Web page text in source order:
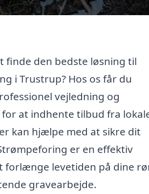
finde den bedste løsning til
i Trustrup? Hos os får du
vejledning og
at indhente tilbud fra
kan hjælpe med at sikre dit
er en effektiv
forlænge levetiden på dine
gravearbejde.